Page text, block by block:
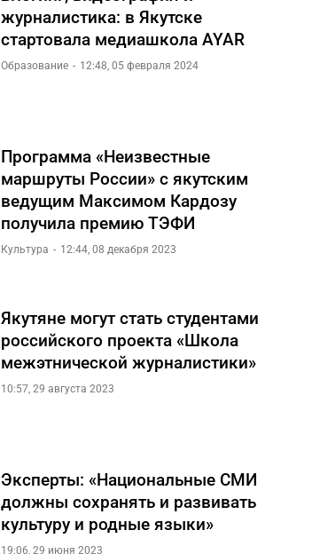
журналистика: в Якутске
стартовала медиашкола AYAR
Образование 12:48, 05 февраля 2024
Программа «Неизвестные
маршруты России» с якутским
ведущим Максимом Кардозу
получила премию ТЭФИ
Культура 12:44, 08 декабря 2023
Якутяне могут стать студентами
российского проекта «Школа
межэтнической журналистики»
10:57, 29 августа 2023
Эксперты: «Национальные СМИ
должны сохранять и развивать
культуру и родные языки»
19:06, 29 июня 2023